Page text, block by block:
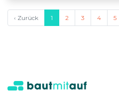
‹ Zurück 1 2 3 4 5